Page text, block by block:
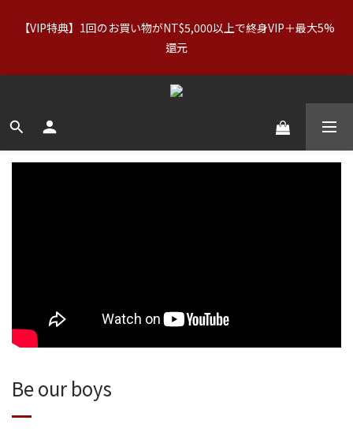
【アパレルセール】オリジナル（正規価格）＆Basics：2点で
11%OFF／3点で21%OFF｜インナー：2点購入で2点無料
【VIP特典】1回のお買い物がNT$5,000以上で終身VIP＋最大5%
還元
【アパレルセール】オリジナル（正規価格）＆Basics：2点で
11%OFF／3点で21%OFF｜インナー：2点購入で2点無料
Be our boys